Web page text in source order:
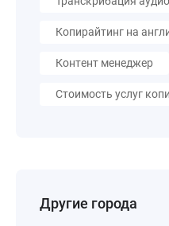
Копирайтинг на
Контент менеджер
Стоимость услуг
Другие города